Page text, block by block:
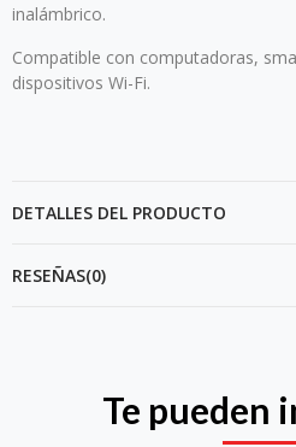
inalámbrico.
Compatible con computadoras,
dispositivos Wi-Fi.
DETALLES DEL PRODUCTO
RESEÑAS(0)
Te pueden